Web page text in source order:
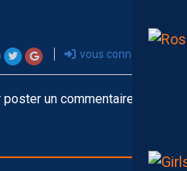
vous connecter
un commentaire